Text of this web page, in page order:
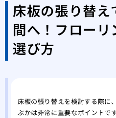
床板の張り替え
間へ！フローリ
選び方
床板の張り替えを検討する際に
ぶかは非常に重要なポイントで